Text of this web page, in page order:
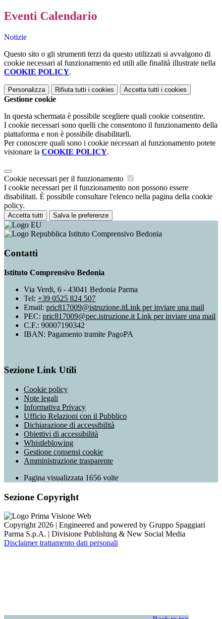
Eventi Calendario
Notizie
Questo sito o gli strumenti terzi da questo utilizzati si avvalgono di
cookie necessari al funzionamento ed utili alle finalità illustrate nella
COOKIE POLICY.
Personalizza Rifiuta tutti i cookies Accetta tutti i cookies
Gestione cookie
In questa schermata è possibile scegliere quali cookie consentire.
I cookie necessari sono quelli che consentono il funzionamento della
piattaforma e non è possibile disabilitarli.
Per conoscere quali sono i cookie necessari al funzionamento potete
visionare la COOKIE POLICY.
Cookie necessari per il funzionamento
I cookie necessari per il funzionamento non possono essere
disabilitati. È possibile consultare l'elenco nella pagina della cookie
policy.
Accetta tutti Salva le preferenze
Istituto Comprensivo Bedonia
Contatti
Istituto Comprensivo Bedonia
Via Verdi, 6 - 43041 Bedonia Parma
Tel: +39 0525 824 507
Email: pric817009@istruzione.itLink per inviare una mail
PEC: pric817009@pec.istruzione.it Link per inviare una mail
C.F.: 90007190342
IBAN: Pagamento tramite PagoPA
Sezione Link Utili
Cookie policy
Note legali
Informativa Privacy
Ufficio Relazioni con il Pubblico
Dichiarazione di accessibilità
Obiettivi di accessibilità
Whistleblowing
Gestione consensi cookie
Amministrazione trasparente
Pagina visualizzata 1656 volte
Sezione Copyright
Copyright 2026 | Engineered and powered by Gruppo Spaggiari
Parma S.p.A. | Divisione Publishing & New Social Media
Disclaimer trattamento dati personali